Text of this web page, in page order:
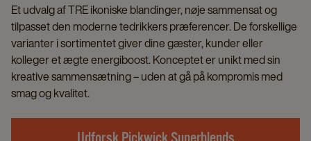
Et udvalg af TRE ikoniske blandinger, nøje sammensat og
tilpasset den moderne tedrikkers præferencer. De forskellige
varianter i sortimentet giver dine gæster, kunder eller
kolleger et ægte energiboost. Konceptet er unikt med sin
kreative sammensætning – uden at gå på kompromis med
smag og kvalitet.
Udforsk Pickwick Superblends